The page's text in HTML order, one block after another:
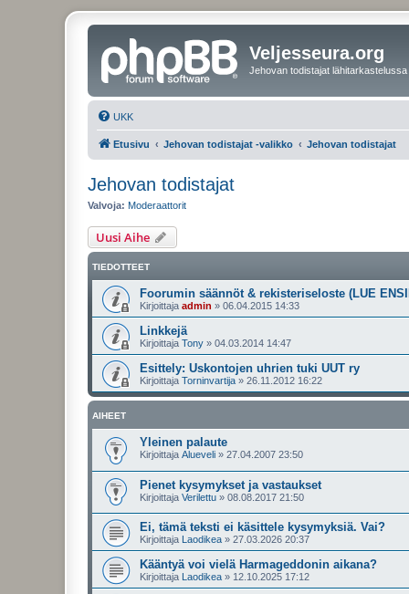
Veljesseura.org
Jehovan todistajat lähitarkastelussa
UKK
Etusivu Jehovan todistajat -valikko Jehovan todistajat
Jehovan todistajat
Valvoja: Moderaattorit
Uusi Aihe
TIEDOTTEET
Foorumin säännöt & rekisteriseloste (LUE
Kirjoittaja admin » 06.04.2015 14:33
Linkkejä
Kirjoittaja Tony » 04.03.2014 14:47
Esittely: Uskontojen uhrien tuki UUT ry
Kirjoittaja Torninvartija » 26.11.2012 16:22
AIHEET
Yleinen palaute
Kirjoittaja Alueveli » 27.04.2007 23:50
Pienet kysymykset ja vastaukset
Kirjoittaja Verilettu » 08.08.2017 21:50
Ei, tämä teksti ei käsittele kysymyksiä. Vai?
Kirjoittaja Laodikea » 27.03.2026 20:37
Kääntyä voi vielä Harmageddonin aikana?
Kirjoittaja Laodikea » 12.10.2025 17:12